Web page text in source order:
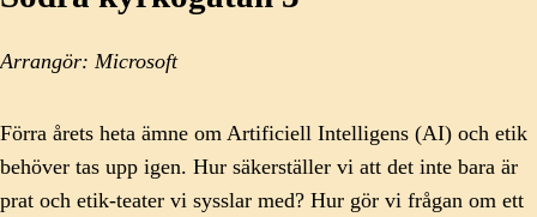
Arrangör: Microsoft
Förra årets heta ämne om Artificiell Intelligens (AI) och etik
behöver tas upp igen. Hur säkerställer vi att det inte bara är
prat och etik-teater vi sysslar med? Hur gör vi frågan om ett